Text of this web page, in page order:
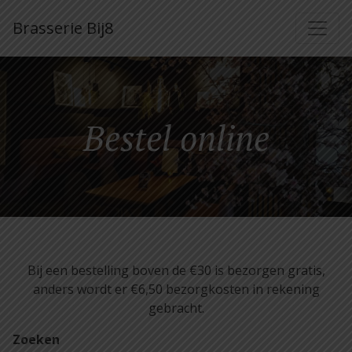
Brasserie Bij8
Bestel online
Bij een bestelling boven de €30 is bezorgen gratis,
anders wordt er €6,50 bezorgkosten in rekening
gebracht.
Zoeken